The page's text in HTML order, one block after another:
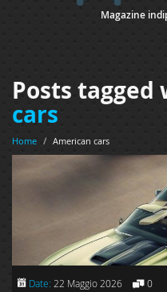
Magazine
Posts tagged
cars
Home / American cars
Date: 22 Maggio 2026 0